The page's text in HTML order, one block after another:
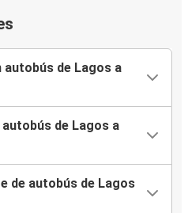
autobús de Lagos a
de Lagos a
de autobús de Lagos